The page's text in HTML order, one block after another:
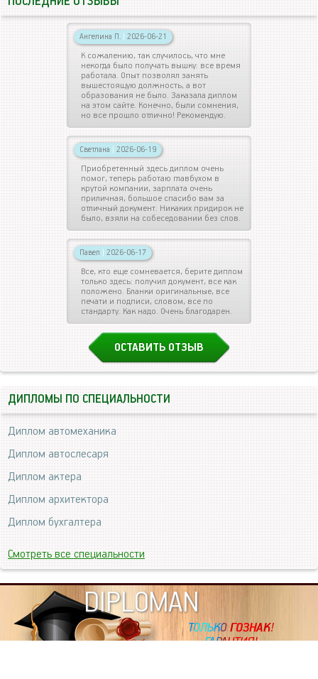
Ангелина П. | 2026-06-21
К сожалению, так случилось, что мне
некогда было получать вышку: все время
работала. Опыт позволял занять
вышестоящую должность, а вот
образования не было. Заказала диплом
на этом сайте. Конечно, были сомнения,
но все прошло отлично! Рекомендую.
Светлана | 2026-06-19
Приобретенный здесь диплом очень
помог, теперь работаю главбухом в
крутой компании, зарплата очень
приличная, большое спасибо вам за
отличный документ. Никаких придирок не
было, взяли на собеседовании без слов.
Павел | 2026-06-17
Все, кто еще сомневается, берите диплом
только здесь: получил документ, все как
положено. Бланки оригинальные, все
печати и подписи, словом, все по
стандарту. Как надо. Очень благодарен.
ОСТАВИТЬ ОТЗЫВ
ДИПЛОМЫ ПО СПЕЦИАЛЬНОСТИ
Диплом автомеханика
Диплом автослесаря
Диплом актера
Диплом архитектора
Диплом бухгалтера
Смотреть все специальности
DIPLOMAN